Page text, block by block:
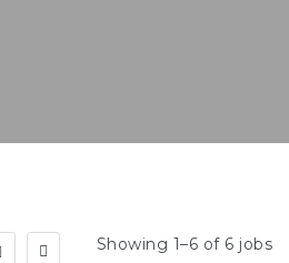
Showing 1–6 of 6 jobs